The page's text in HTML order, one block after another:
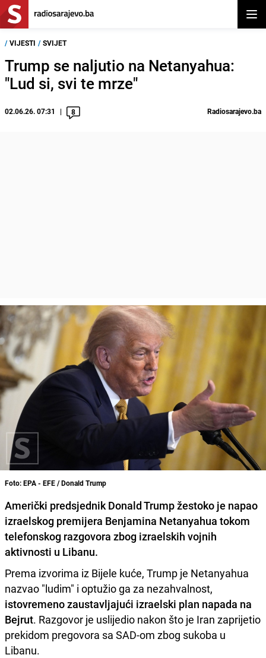
/ VIJESTI / SVIJET
Trump se naljutio na Netanyahua:
"Lud si, svi te mrze"
02.06.26. 07:31 8 Radiosarajevo.ba
Foto: EPA - EFE / Donald Trump
Američki predsjednik Donald Trump žestoko je napao
izraelskog premijera Benjamina Netanyahua tokom
telefonskog razgovora zbog izraelskih vojnih
aktivnosti u Libanu.
Prema izvorima iz Bijele kuće, Trump je Netanyahua
nazvao "ludim" i optužio ga za nezahvalnost,
istovremeno zaustavljajući izraelski plan napada na
Bejrut. Razgovor je uslijedio nakon što je Iran zaprijetio
prekidom pregovora sa SAD-om zbog sukoba u
Libanu.